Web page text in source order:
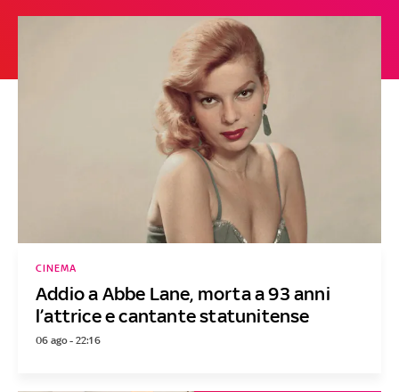
Addio a Abbe Lane, morta a 93 anni
l’attrice e cantante statunitense
CINEMA
06 ago - 22:16